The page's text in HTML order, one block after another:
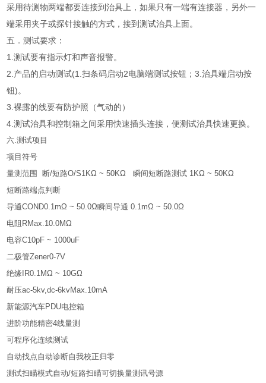
采用待测物两端都要连接到治具上，如果只有一端有连接器，另外一
端采用夹子或探针接触的方式，接到测试治具上面。
五．测试要求：
1.测试要有指示灯和声音报警。
2.产品的启动测试(1.扫条码启动2电脑端测试按钮；3.治具端启动按
钮)。
3.裸露的线要有防护照（气动的）
4.测试治具和控制箱之间采用快速插头连接，便测试治具快速更换。
六.测试项目
项目符号
量测范围 断/短路O/S1KΩ ~ 50KΩ 瞬间短断路测试 1KΩ ~ 50KΩ
短断路端点判断
导通COND0.1mΩ ~ 50.0Ω瞬间导通 0.1mΩ ~ 50.0Ω
电阻RMax.10.0MΩ
电容C10pF ~ 1000uF
二极管Zener0-7V
绝缘IR0.1MΩ ~ 10GΩ
耐压ac-5kv,dc-6kvMax.10mA
新能源汽车PDU电控箱
进阶功能精密4线量测
可程序化连续测试
自动找点自动诊断自我校正归零
测试扫瞄模式自动/短路扫瞄可切换量测讯号源